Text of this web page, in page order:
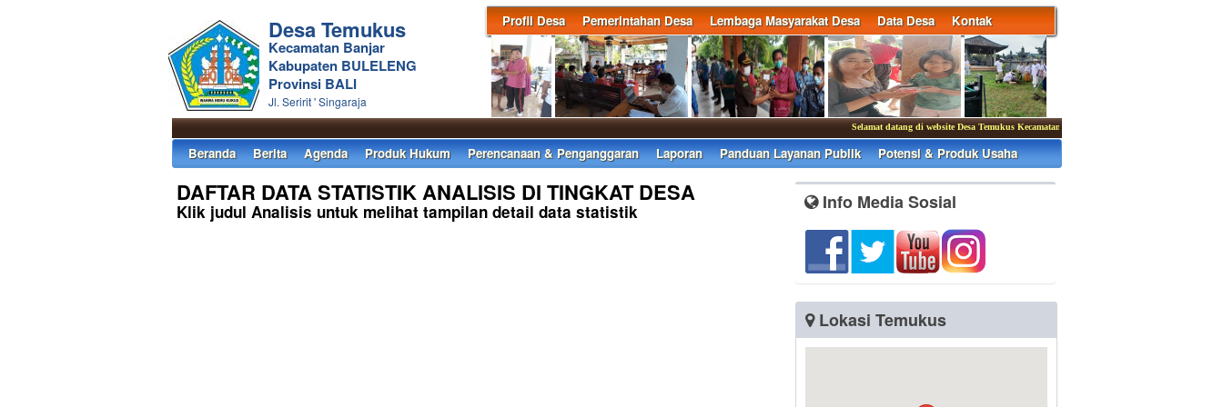
Profil Desa Pemerintahan Desa Lembaga Masyarakat Desa Data Desa Kontak
Desa Temukus
Kecamatan Banjar
Kabupaten BULELENG
Provinsi BALI
Jl. Seririt ' Singaraja
Selamat datang di website Desa Temukus Kecamatan Banjar
Beranda Berita Agenda Produk Hukum Perencanaan & Penganggaran Laporan Panduan Layanan Publik Potensi & Produk Usaha
DAFTAR DATA STATISTIK ANALISIS DI TINGKAT DESA
Klik judul Analisis untuk melihat tampilan detail data statistik Info Media Sosial
Lokasi Temukus